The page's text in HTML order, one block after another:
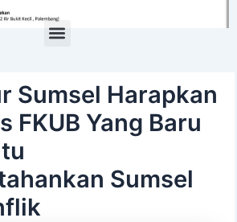
Sumsel Harapkan
FKUB Yang Baru
Sumsel